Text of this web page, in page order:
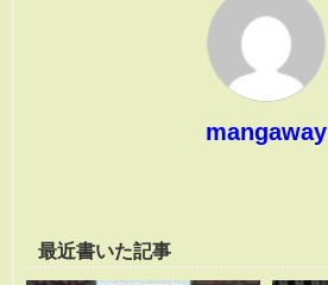
mangaway
最近書いた記事